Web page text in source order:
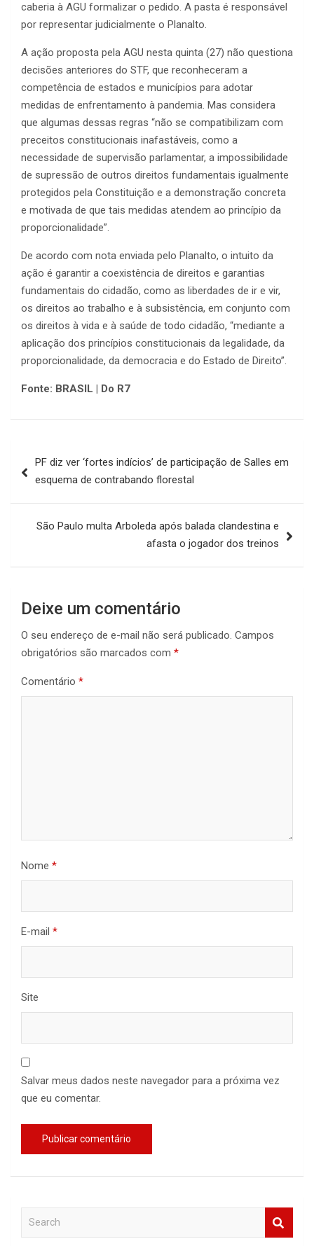
caberia à AGU formalizar o pedido. A pasta é responsável
por representar judicialmente o Planalto.
A ação proposta pela AGU nesta quinta (27) não questiona
decisões anteriores do STF, que reconheceram a
competência de estados e municípios para adotar
medidas de enfrentamento à pandemia. Mas considera
que algumas dessas regras “não se compatibilizam com
preceitos constitucionais inafastáveis, como a
necessidade de supervisão parlamentar, a impossibilidade
de supressão de outros direitos fundamentais igualmente
protegidos pela Constituição e a demonstração concreta
e motivada de que tais medidas atendem ao princípio da
proporcionalidade”.
De acordo com nota enviada pelo Planalto, o intuito da
ação é garantir a coexistência de direitos e garantias
fundamentais do cidadão, como as liberdades de ir e vir,
os direitos ao trabalho e à subsistência, em conjunto com
os direitos à vida e à saúde de todo cidadão, “mediante a
aplicação dos princípios constitucionais da legalidade, da
proporcionalidade, da democracia e do Estado de Direito”.
Fonte: BRASIL | Do R7
de
PF diz ver ‘fortes indícios’ de participação de Salles em
esquema de contrabando florestal
São Paulo multa Arboleda após balada clandestina e
afasta o jogador dos treinos
Deixe um comentário
O seu endereço de e-mail não será publicado. Campos
obrigatórios são marcados com *
Comentário *
Nome *
E-mail *
Site
Salvar meus dados neste navegador para a próxima vez
que eu comentar.